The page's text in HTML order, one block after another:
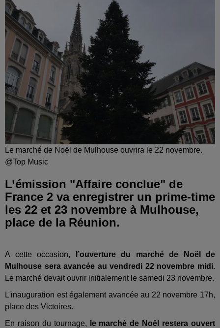
Le marché de Noël de Mulhouse ouvrira le 22 novembre.
@Top Music
L’émission "Affaire conclue" de
France 2 va enregistrer un prime-time
les 22 et 23 novembre à Mulhouse,
place de la Réunion.
A cette occasion, l’ouverture du marché de Noël de
Mulhouse sera avancée au vendredi 22 novembre midi.
Le marché devait ouvrir initialement le samedi 23 novembre.
L'inauguration est également avancée au 22 novembre 17h,
place des Victoires.
En raison du tournage,
le marché de Noël restera ouvert